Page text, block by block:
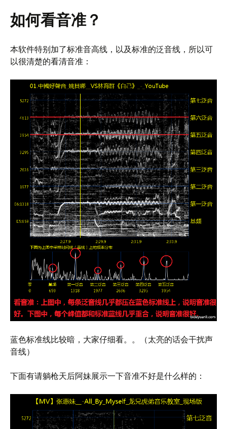
如何看音准？
本软件特别加了标准音高线，以及标准的泛音线，所以可
以很清楚的看清音准：
蓝色标准线比较暗，大家仔细看。。（太亮的话会干扰声
音线）
下面有请躺枪天后阿妹展示一下音准不好是什么样的：